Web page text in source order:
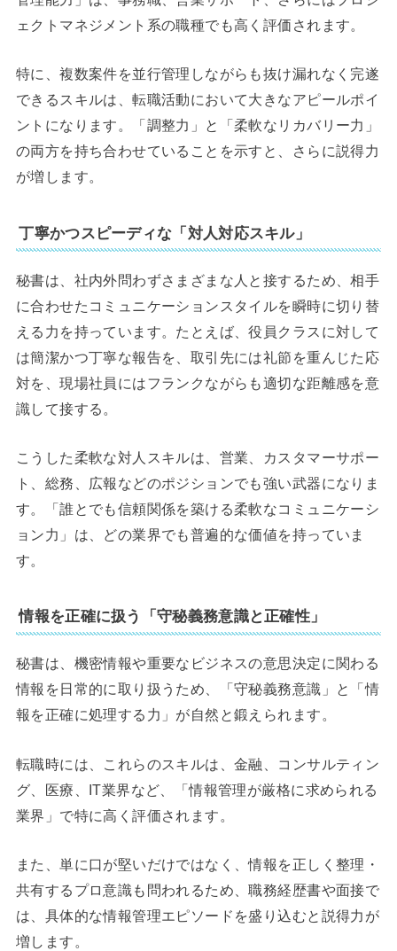
ェクトマネジメント系の職種でも高く評価されます。
特に、複数案件を並行管理しながらも抜け漏れなく完遂
できるスキルは、転職活動において大きなアピールポイ
ントになります。「調整力」と「柔軟なリカバリー力」
の両方を持ち合わせていることを示すと、さらに説得力
が増します。
丁寧かつスピーディな「対人対応スキル」
秘書は、社内外問わずさまざまな人と接するため、相手
に合わせたコミュニケーションスタイルを瞬時に切り替
える力を持っています。たとえば、役員クラスに対して
は簡潔かつ丁寧な報告を、取引先には礼節を重んじた応
対を、現場社員にはフランクながらも適切な距離感を意
識して接する。
こうした柔軟な対人スキルは、営業、カスタマーサポー
ト、総務、広報などのポジションでも強い武器になりま
す。「誰とでも信頼関係を築ける柔軟なコミュニケーシ
ョン力」は、どの業界でも普遍的な価値を持っていま
す。
情報を正確に扱う「守秘義務意識と正確性」
秘書は、機密情報や重要なビジネスの意思決定に関わる
情報を日常的に取り扱うため、「守秘義務意識」と「情
報を正確に処理する力」が自然と鍛えられます。
転職時には、これらのスキルは、金融、コンサルティン
グ、医療、IT業界など、「情報管理が厳格に求められる
業界」で特に高く評価されます。
また、単に口が堅いだけではなく、情報を正しく整理・
共有するプロ意識も問われるため、職務経歴書や面接で
は、具体的な情報管理エピソードを盛り込むと説得力が
増します。